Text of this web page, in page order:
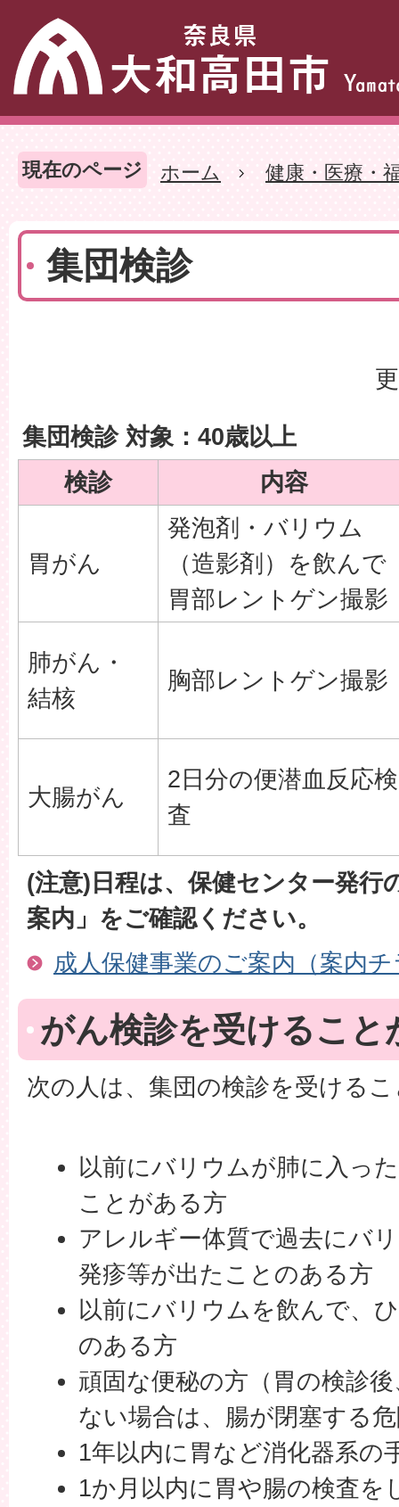
現在のページ ホーム 健康・医療・
集団検診
集団検診 対象：40歳以上
検診
内容
胃がん
発泡剤・バリウム
（造影剤）を飲んで
胃部レントゲン撮影
肺がん・
結核
胸部レントゲン撮影
大腸がん
2日分の便潜血反応検
査
(注意)日程は、保健センター発行
案内」をご確認ください。
成人保健事業のご案内（案内
がん検診を受けること
次の人は、集団の検診を受ける
以前にバリウムが肺に入っ
ことがある方
アレルギー体質で過去にバ
発疹等が出たことのある方
以前にバリウムを飲んで、
のある方
頑固な便秘の方（胃の検診
ない場合は、腸が閉塞する
1年以内に胃など消化器系の
1か月以内に胃や腸の検査を